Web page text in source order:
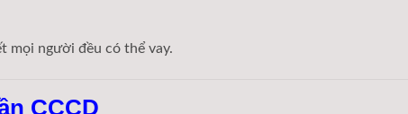
mọi người đều có thể vay.
CCCD